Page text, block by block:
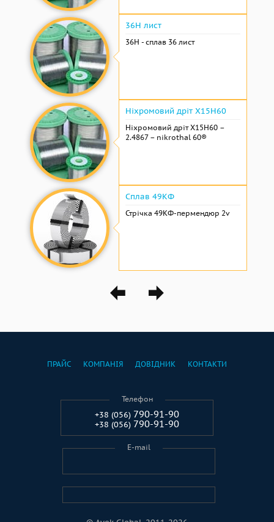
36Н лист
36Н - сплав 36 лист
Ніхромовий дріт Х15Н60
Ніхромовий дріт Х15Н60 –
2.4867 – nikrothal 60®
Сплав 49КФ
Стрічка 49КФ-пермендюр 2v
ПРАЙС КОМПАНІЯ ДОВІДНИК КОНТАКТИ
Телефон
+38 (056) 790-91-90
+38 (056) 790-91-90
E-mail